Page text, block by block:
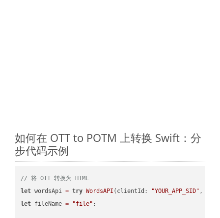
如何在 OTT to POTM 上转换 Swift：分
步代码示例
// 将 OTT 转换为 HTML
let wordsApi = try WordsAPI (clientId: "YOUR_APP_SID" ,
let fileName = "file" ;